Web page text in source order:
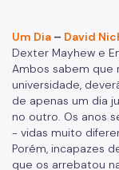
Um Dia – David
Dexter Mayhew e
Ambos sabem que
universidade,
de apenas um dia
no outro. Os anos
- vidas muito
Porém, incapazes
que os arrebatou